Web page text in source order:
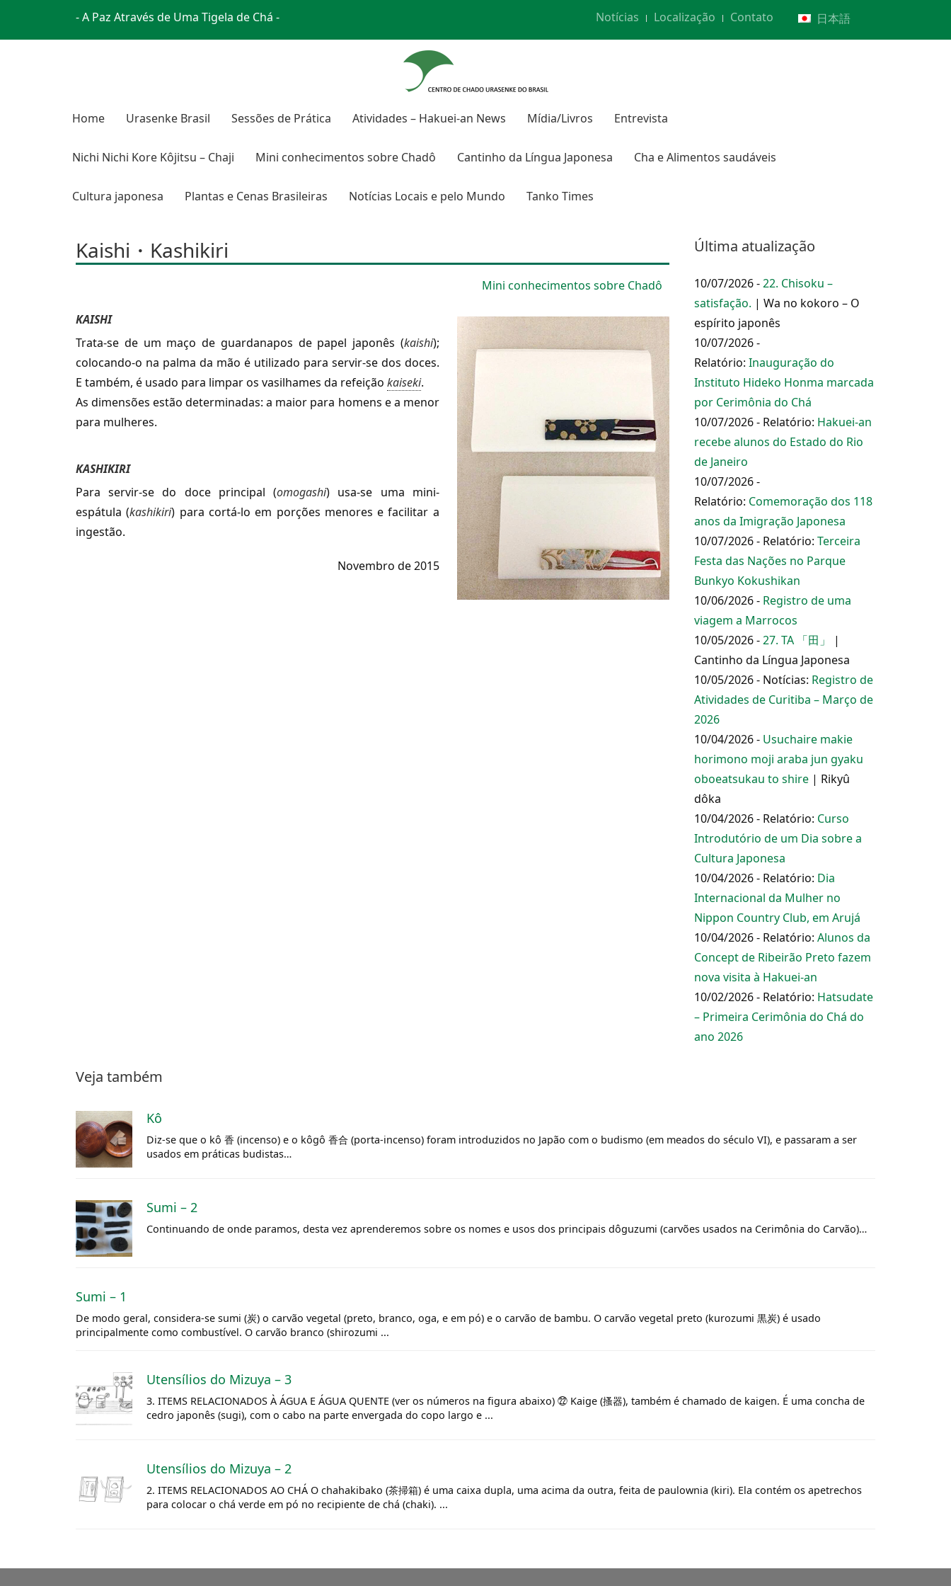
- A Paz Através de Uma Tigela de Chá - Notícias Localização Contato 日本語
Home Urasenke Brasil Sessões de Prática Atividades – Hakuei-an News Mídia/Livros Entrevista
Nichi Nichi Kore Kôjitsu – Chaji Mini conhecimentos sobre Chadô Cantinho da Língua Japonesa Cha e Alimentos saudáveis
Cultura japonesa Plantas e Cenas Brasileiras Notícias Locais e pelo Mundo Tanko Times
Kaishi・Kashikiri
Mini conhecimentos sobreChadô
KAISHI
Trata-se de um maço de guardanapos de papel japonês (kaishi);
colocando-o na palma da mão é utilizado para servir-se dos doces.
E também, é usado para limpar os vasilhames da refeição kaiseki.
As dimensões estão determinadas: a maior para homens e a menor
para mulheres.
KASHIKIRI
Para servir-se do doce principal (omogashi) usa-se uma mini-
espátula (kashikiri) para cortá-lo em porções menores e facilitar a
ingestão.
Novembro de 2015
Última atualização
10/07/2026 -22. Chisoku –
satisfação. | Wa no kokoro – O
espírito japonês
10/07/2026 -
Relatório: Inauguração do
Instituto Hideko Honma marcada
por Cerimônia do Chá
10/07/2026 - Relatório: Hakuei-an
recebe alunos do Estado do Rio
de Janeiro
10/07/2026 -
Relatório: Comemoração dos 118
anos da Imigração Japonesa
10/07/2026 - Relatório: Terceira
Festa das Nações no Parque
Bunkyo Kokushikan
10/06/2026 - Registro de uma
viagem a Marrocos
10/05/2026 -27. TA 「田」
|
Cantinho da Língua Japonesa
10/05/2026 - Notícias: Registro de
Atividades de Curitiba – Março de
2026
10/04/2026 - Usuchaire makie
horimono moji araba jun gyaku
oboeatsukau to shire| Rikyû
dôka
10/04/2026 - Relatório: Curso
Introdutório de um Dia sobre a
Cultura Japonesa
10/04/2026 - Relatório: Dia
Internacional da Mulher no
Nippon Country Club, em Arujá
10/04/2026 - Relatório: Alunos da
Concept de Ribeirão Preto fazem
nova visita à Hakuei-an
10/02/2026 - Relatório: Hatsudate
– Primeira Cerimônia do Chá do
ano 2026
Veja também
Kô
Diz-se que o kô 香 (incenso) e o kôgô 香合 (porta-incenso) foram introduzidos no Japão com o budismo (em meados do século VI), e passaram a ser
usados em práticas budistas…
Sumi – 2
Continuando de onde paramos, desta vez aprenderemos sobre os nomes e usos dos principais dôguzumi (carvões usados na Cerimônia do Carvão)…
Sumi – 1
De modo geral, considera-se sumi (炭) o carvão vegetal (preto, branco, oga, e em pó) e o carvão de bambu. O carvão vegetal preto (kurozumi 黒炭) é usado
principalmente como combustível. O carvão branco (shirozumi ...
Utensílios do Mizuya – 3
3. ITEMS RELACIONADOS À ÁGUA E ÁGUA QUENTE (ver os números na figura abaixo) ㉒ Kaige (搔器), também é chamado de kaigen. É uma concha de
cedro japonês (sugi), com o cabo na parte envergada do copo largo e ...
Utensílios do Mizuya – 2
2. ITEMS RELACIONADOS AO CHÁ O chahakibako (茶掃箱) é uma caixa dupla, uma acima da outra, feita de paulownia (kiri). Ela contém os apetrechos
para colocar o chá verde em pó no recipiente de chá (chaki). ...